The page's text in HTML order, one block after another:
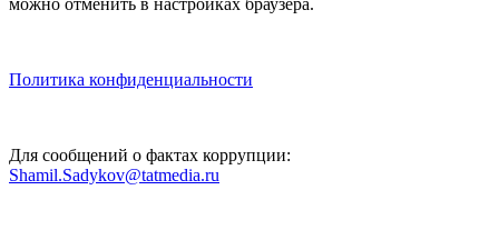
Политика конфиденциальности
Для сообщений о фактах коррупции:
Shamil.Sadykov@tatmedia.ru